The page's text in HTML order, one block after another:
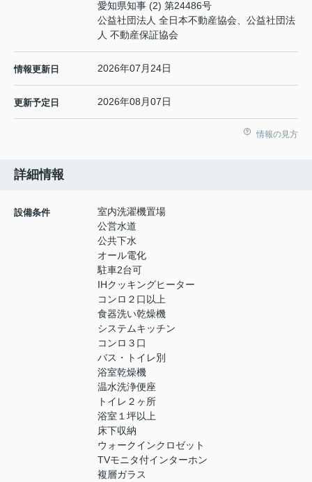
愛知県知事 (2) 第24486号
公益社団法人 全日本不動産協会、公益社団法
人 不動産保証協会
情報更新日 2026年07月24日
更新予定日 2026年08月07日
情報の見方
詳細情報
設備条件
室内洗濯機置場
公営水道
公共下水
オール電化
駐車2台可
IHクッキングヒーター
コンロ２口以上
食器洗い乾燥機
システムキッチン
コンロ３口
バス・トイレ別
浴室乾燥機
温水洗浄便座
トイレ２ヶ所
浴室１坪以上
床下収納
ウォークインクロゼット
TVモニタ付インターホン
複層ガラス